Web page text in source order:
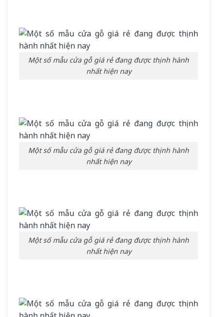
Một số mẫu cửa gỗ giá rẻ đang được thịnh hành
nhất hiện nay
Một số mẫu cửa gỗ giá rẻ đang được thịnh hành
nhất hiện nay
Một số mẫu cửa gỗ giá rẻ đang được thịnh hành
nhất hiện nay